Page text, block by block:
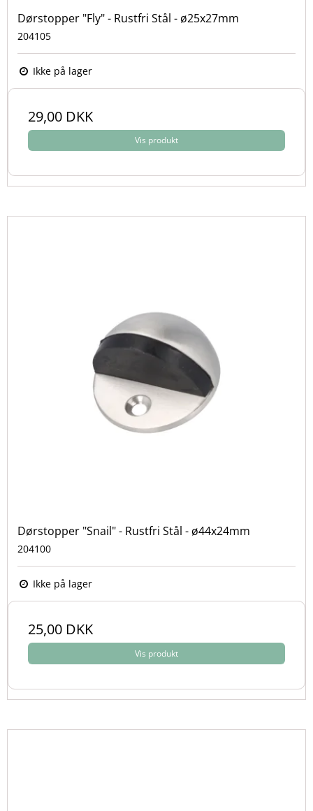
Dørstopper "Fly" - Rustfri Stål - ø25x27mm
204105
Ikke på lager
29,00 DKK
Vis produkt
Dørstopper "Snail" - Rustfri Stål - ø44x24mm
204100
Ikke på lager
25,00 DKK
Vis produkt